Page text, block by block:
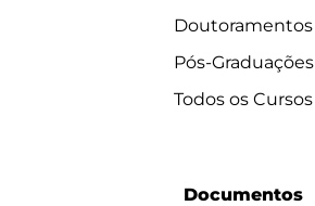
Doutoramentos
Pós-Graduações
Todos os Cursos
Documentos